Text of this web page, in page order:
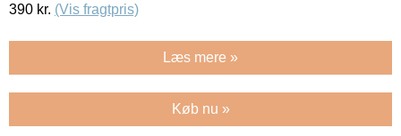
390 kr. (Vis fragtpris)
Læs mere »
Køb nu »